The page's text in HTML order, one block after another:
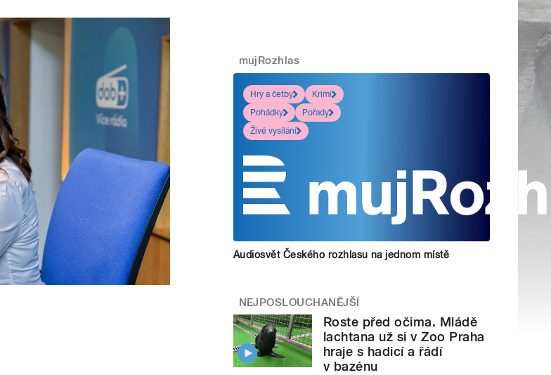
mujRozhlas
Hry a četby
Krimi
Pohádky
Pořady
Živé vysílání
Audiosvět Českého rozhlasu na jednom místě
NEJPOSLOUCHANĚJŠÍ
Roste před očima. Mládě
lachtana už si v Zoo Praha
hraje s hadicí a řádí
v bazénu